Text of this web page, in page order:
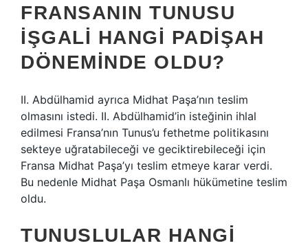
FRANSANIN TUNUSU
IŞGALI HANGI PADIŞAH
DÖNEMINDE OLDU?
II. Abdülhamid ayrıca Midhat Paşa’nın teslim
olmasını istedi. II. Abdülhamid’in isteğinin ihlal
edilmesi Fransa’nın Tunus’u fethetme politikasını
sekteye uğratabileceği ve geciktirebileceği için
Fransa Midhat Paşa’yı teslim etmeye karar verdi.
Bu nedenle Midhat Paşa Osmanlı hükümetine teslim
oldu.
TUNUSLULAR HANGI